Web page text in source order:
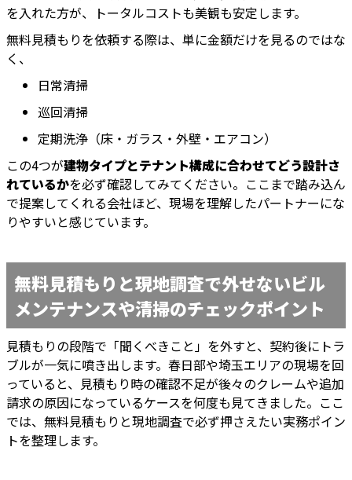
を入れた方が、トータルコストも美観も安定します。
無料見積もりを依頼する際は、単に金額だけを見るのではな
く、
日常清掃
巡回清掃
定期洗浄（床・ガラス・外壁・エアコン）
この4つが建物タイプとテナント構成に合わせてどう設計さ
れているかを必ず確認してみてください。ここまで踏み込ん
で提案してくれる会社ほど、現場を理解したパートナーにな
りやすいと感じています。
無料見積もりと現地調査で外せないビル
メンテナンスや清掃のチェックポイント
見積もりの段階で「聞くべきこと」を外すと、契約後にトラ
ブルが一気に噴き出します。春日部や埼玉エリアの現場を回
っていると、見積もり時の確認不足が後々のクレームや追加
請求の原因になっているケースを何度も見てきました。ここ
では、無料見積もりと現地調査で必ず押さえたい実務ポイン
トを整理します。